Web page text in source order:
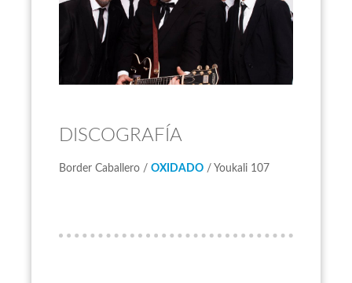
DISCOGRAFÍA
Border Caballero / OXIDADO / Youkali 107